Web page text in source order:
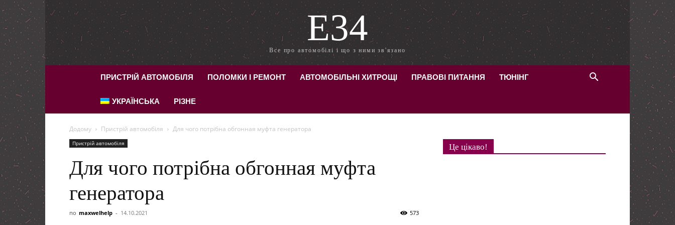
E34
Все про автомобілі і що з ними зв'язано
ПРИСТРІЙ АВТОМОБІЛЯ ПОЛОМКИ І РЕМОНТ АВТОМОБІЛЬНІ ХИТРОЩІ ПРАВОВІ ПИТАННЯ ТЮНІНГ
УКРАЇНСЬКА РІЗНЕ
Додому Пристрій автомобіля Для чого потрібна обгонная муфта генератора
Пристрій автомобіля
Для чого потрібна обгонная муфта
генератора
по maxwelhelp - 14.10.2021 573
Це цікаво!